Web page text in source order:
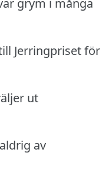
grym i många
Jerringpriset för
ut
av